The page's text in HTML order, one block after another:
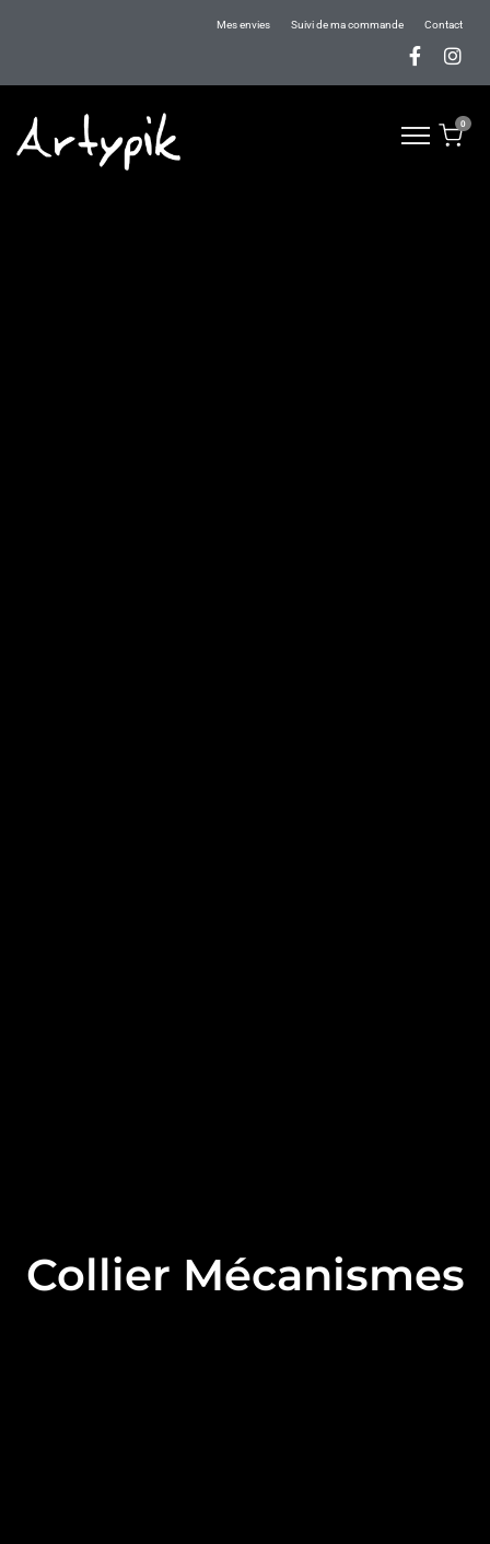
Mes envies Suivi de ma commande Contact
0
Collier Mécanismes